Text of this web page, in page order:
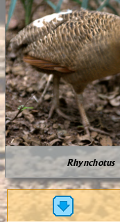
Rhynchotus